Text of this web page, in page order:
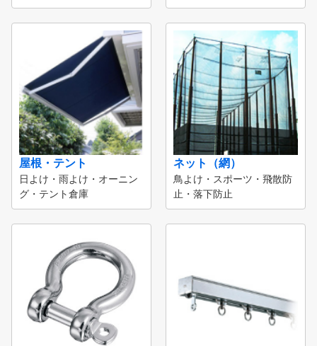
屋根・テント
日よけ・雨よけ・オーニン
グ・テント倉庫
ネット（網）
鳥よけ・スポーツ・飛散防
止・落下防止